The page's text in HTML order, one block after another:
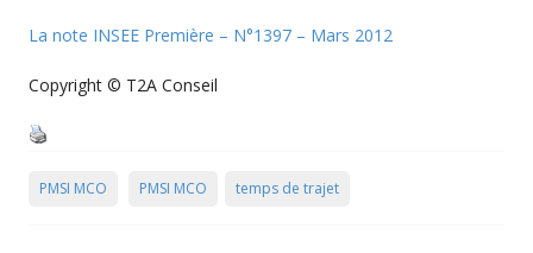
La note INSEE Première – N°1397 – Mars 2012
Copyright © T2A Conseil
PMSI MCO PMSI MCO temps de trajet